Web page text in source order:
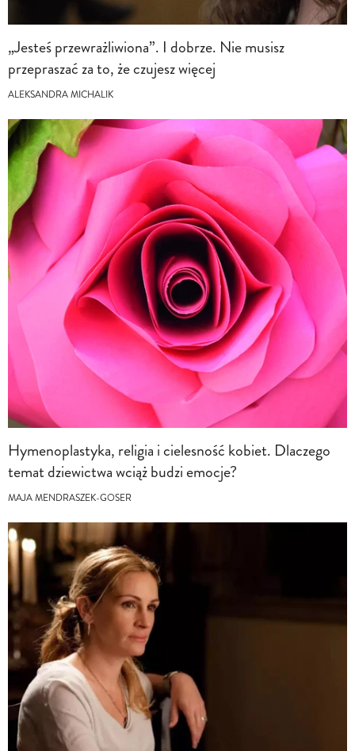
„Jesteś przewrażliwiona”. I dobrze. Nie musisz
przepraszać za to, że czujesz więcej
ALEKSANDRA MICHALIK
Hymenoplastyka, religia i cielesność kobiet. Dlaczego
temat dziewictwa wciąż budzi emocje?
MAJA MENDRASZEK-GOSER